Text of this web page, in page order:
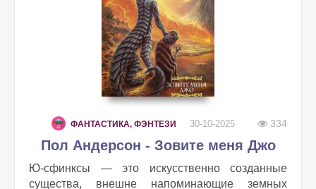
ФАНТАСТИКА, ФЭНТЕЗИ 30-10-2025 334
Пол Андерсон - Зовите меня Джо
Ю-сфинксы — это искусственно созданные
существа, внешне напоминающие земных